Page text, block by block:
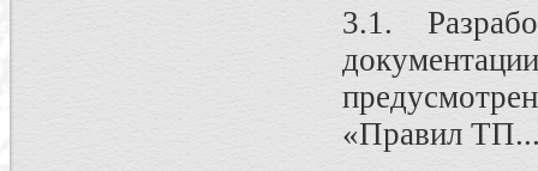
3.1.
«Правил